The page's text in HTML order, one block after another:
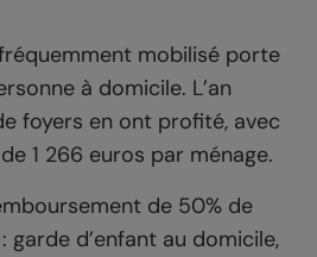
mobilisé porte
à domicile. L’an
foyers en ont profité, avec
1 266 euros par ménage.
de 50% de
garde d’enfant au domicile,